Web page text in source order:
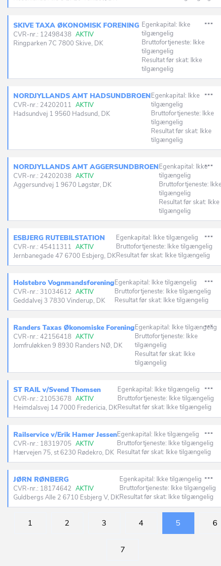
SKIVE TAXA ØKONOMISK FORENING
CVR-nr.: 12498438 AKTIV
Ringparken 7C 7800 Skive, DK
Egenkapital: Ikke
tilgængelig
Bruttofortjeneste: Ikke
tilgængelig
Resultat før skat: Ikke
tilgængelig
NORDJYLLANDS AMT HADSUNDBROEN
CVR-nr.: 24202011 AKTIV
Hadsundvej 1 9560 Hadsund, DK
Egenkapital: Ikke
tilgængelig
Bruttofortjeneste: Ikke
tilgængelig
Resultat før skat: Ikke
tilgængelig
NORDJYLLANDS AMT AGGERSUNDBROEN
CVR-nr.: 24202038 AKTIV
Aggersundvej 1 9670 Løgstør, DK
Egenkapital: Ikke
tilgængelig
Bruttofortjeneste:
tilgængelig
Resultat før skat: Ikke
tilgængelig
ESBJERG RUTEBILSTATION
CVR-nr.: 45411311 AKTIV
Jernbanegade 47 6700 Esbjerg, DK
Egenkapital: Ikke tilgængelig
Bruttofortjeneste: Ikke tilgængelig
Resultat før skat: Ikke tilgængelig
Holstebro Vognmandsforening
CVR-nr.: 31034612 AKTIV
Geddalvej 3 7830 Vinderup, DK
Egenkapital: Ikke tilgængelig
Bruttofortjeneste: Ikke tilgængelig
Resultat før skat: Ikke tilgængelig
Randers Taxas Økonomiske Forening
CVR-nr.: 42156418 AKTIV
Jomfruløkken 9 8930 Randers NØ, DK
Egenkapital: Ikke tilgængelig
Bruttofortjeneste: Ikke
tilgængelig
Resultat før skat: Ikke
tilgængelig
ST RAIL v/Svend Thomsen
CVR-nr.: 21053678 AKTIV
Heimdalsvej 14 7000 Fredericia, DK
Egenkapital: Ikke tilgængelig
Bruttofortjeneste: Ikke tilgængelig
Resultat før skat: Ikke tilgængelig
Railservice v/Erik Hamer Jessen
CVR-nr.: 18319705 AKTIV
Hærvejen 75, st 6230 Rødekro, DK
Egenkapital: Ikke tilgængelig
Bruttofortjeneste: Ikke tilgængelig
Resultat før skat: Ikke tilgængelig
JØRN RØNBERG
CVR-nr.: 18174642 AKTIV
Guldbergs Alle 2 6710 Esbjerg V, DK
Egenkapital: Ikke tilgængelig
Bruttofortjeneste: Ikke tilgængelig
Resultat før skat: Ikke tilgængelig
1 2 3 4 5 6
7